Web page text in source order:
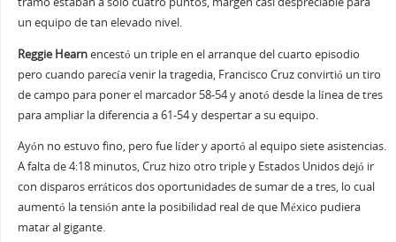
un equipo de tan elevado nivel.
Reggie Hearnencestó un triple en el arranque del cuarto episodio
pero cuando parecía venir la tragedia, Francisco Cruz convirtió un tiro
de campo para poner el marcador 58-54 y anotó desde la línea de tres
para ampliar la diferencia a 61-54 y despertar a su equipo.
Ayón no estuvo fino, pero fue líder y aportó al equipo siete asistencias.
A falta de 4:18 minutos, Cruz hizo otro triple y Estados Unidos dejó ir
con disparos erráticos dos oportunidades de sumar de a tres, lo cual
aumentó la tensión ante la posibilidad real de que México pudiera
matar al gigante.